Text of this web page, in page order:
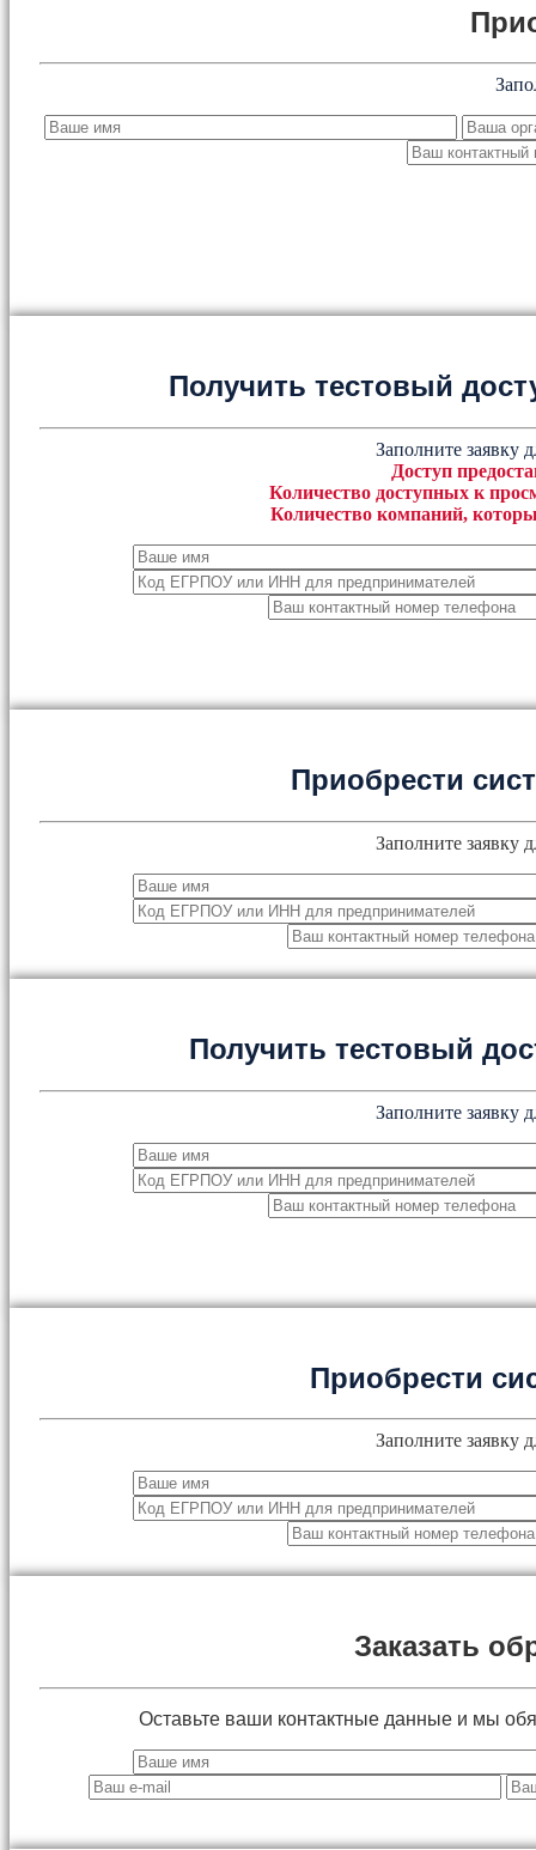
Получить тестовый
Заполните заявку
Доступ
Количество доступных к
Количество компаний,
Приобрести
Заполните заявку
Получить тестовый
Заполните заявку
Приобрести
Заполните заявку
Заказать
Оставьте ваши контактные данные и мы